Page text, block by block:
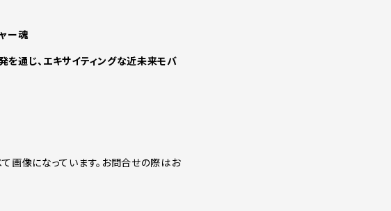
ー魂
通じ、エキサイティングな近未来モバ
画像になっています。お問合せの際はお